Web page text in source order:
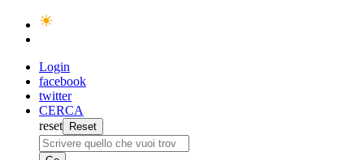
Login
facebook
twitter
CERCA
reset